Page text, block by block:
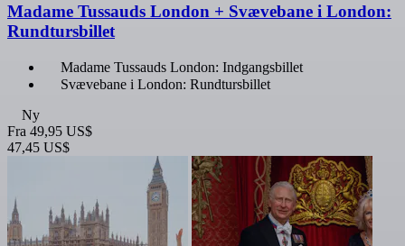
Madame Tussauds London + Svævebane i London:
Rundtursbillet
Madame Tussauds London: Indgangsbillet
Svævebane i London: Rundtursbillet
Ny
Fra 49,95 US$
47,45 US$